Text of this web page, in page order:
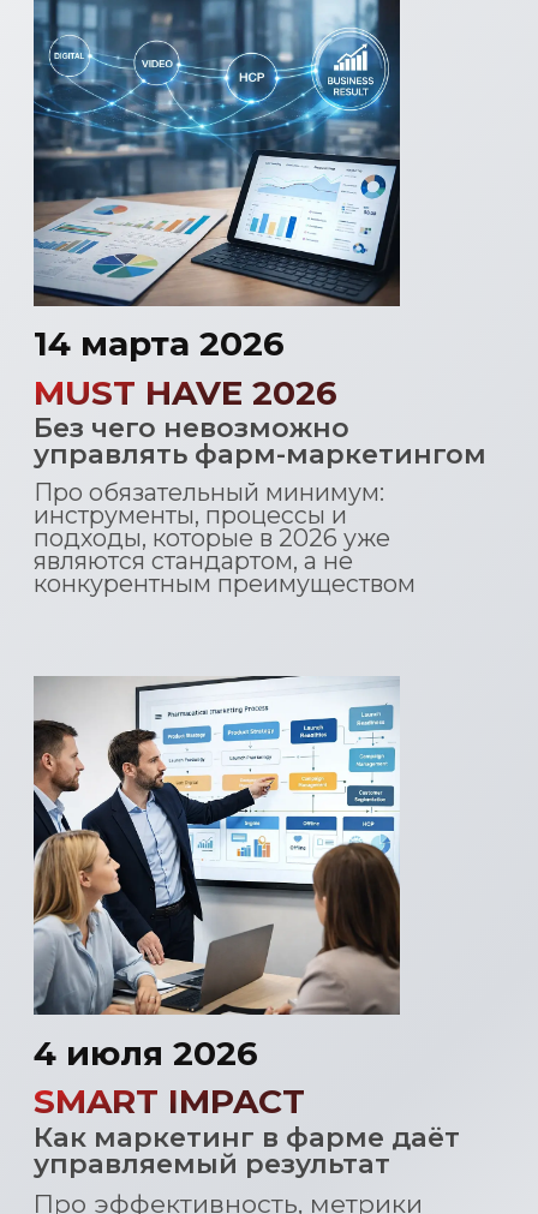
Без чего невозможно
управлять фарм-маркетингом
Про обязательный минимум:
инструменты, процессы и
подходы, которые в 2026 уже
являются стандартом, а не
конкурентным преимуществом
Как маркетинг в фарме даёт
управляемый результат
Про эффективность, метрики
и принятие решений:
коммуникацию,
а не подменяют её
4 июля 2026
17 октября 2026
SMART IMPACT
HUMAN × TECH
Про омниканальность, опыт
врача и пациента, баланс
между креативом,
контентом и технологиями